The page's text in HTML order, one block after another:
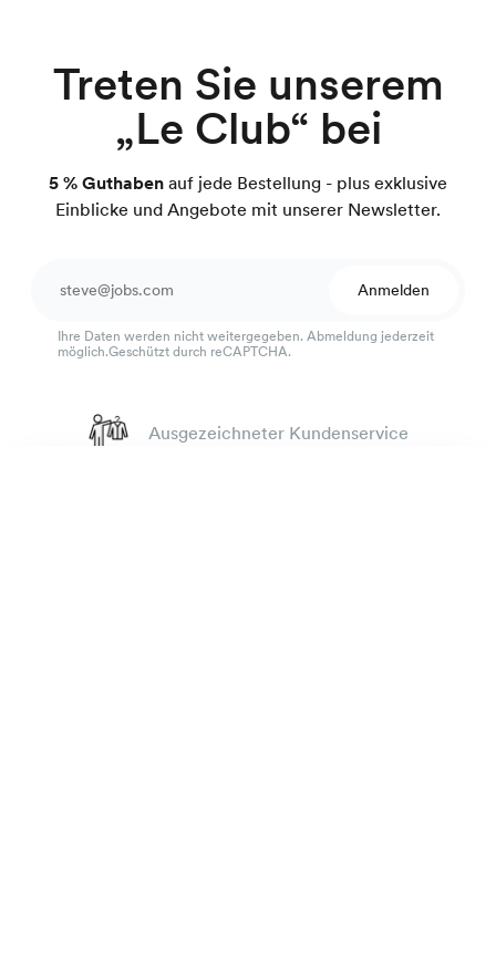
Treten Sie unserem
„Le Club“ bei
5 % Guthaben auf jede Bestellung - plus exklusive
Einblicke und Angebote mit unserer Newsletter.
Anmelden
Ihre Daten werden nicht weitergegeben. Abmeldung jederzeit
möglich.Geschützt durch reCAPTCHA.
Ausgezeichneter Kundenservice